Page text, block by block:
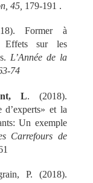
45, 179-191 .
Former à
Effets sur les
L’Année de la
74
L. (2018).
d’experts» et la
Un exemple
Carrefours de
P. (2018).